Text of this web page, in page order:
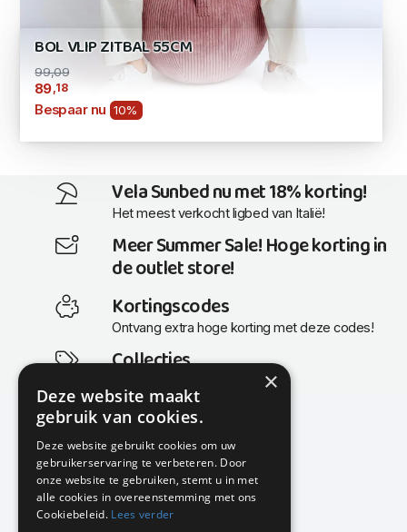
BOL VLIP ZITBAL 55CM
99,09
89 ,18
Bespaar nu 10%
Vela Sunbed nu met 18% korting!
Het meest verkocht ligbed van Italië!
Meer Summer Sale! Hoge korting in
de outlet store!
Kortingscodes
Ontvang extra hoge korting met deze codes!
Collecties
Actuele en populaire collecties
KMP Kantoormeubilair
Airport Business Park
Frankfurtstraat 29-31
1175 RH Lijnden
×
Deze website maakt
gebruik van cookies.
Deze website gebruikt cookies om uw
gebruikerservaring te verbeteren. Door
onze website te gebruiken, stemt u in met
alle cookies in overeenstemming met ons
Cookiebeleid. Lees verder